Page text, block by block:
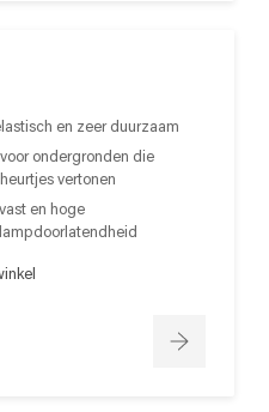
en zeer duurzaam
voor ondergronden die
vertonen
en hoge